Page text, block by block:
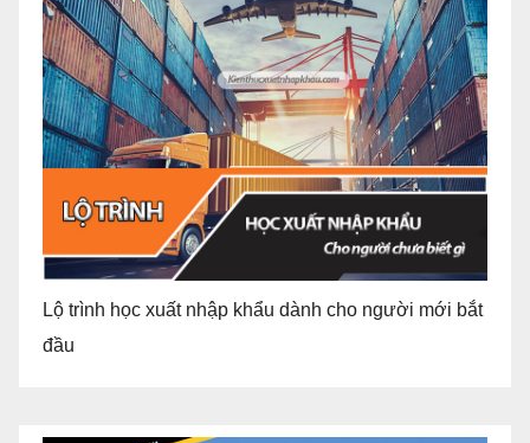
Lộ trình học xuất nhập khẩu dành cho người mới bắt
đầu